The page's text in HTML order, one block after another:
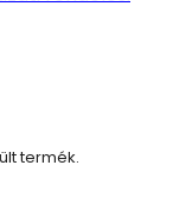
termék.